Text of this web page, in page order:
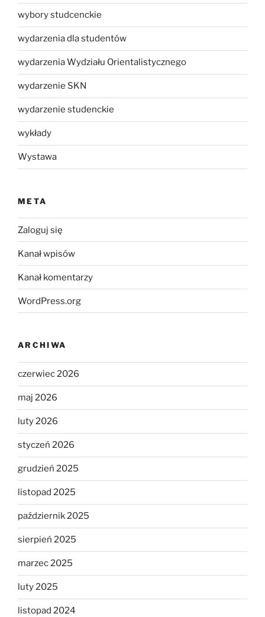
wybory studcenckie
wydarzenia dla studentów
wydarzenia Wydziału Orientalistycznego
wydarzenie SKN
wydarzenie studenckie
wykłady
Wystawa
META
Zaloguj się
Kanał wpisów
Kanał komentarzy
WordPress.org
ARCHIWA
czerwiec 2026
maj 2026
luty 2026
styczeń 2026
grudzień 2025
listopad 2025
październik 2025
sierpień 2025
marzec 2025
luty 2025
listopad 2024